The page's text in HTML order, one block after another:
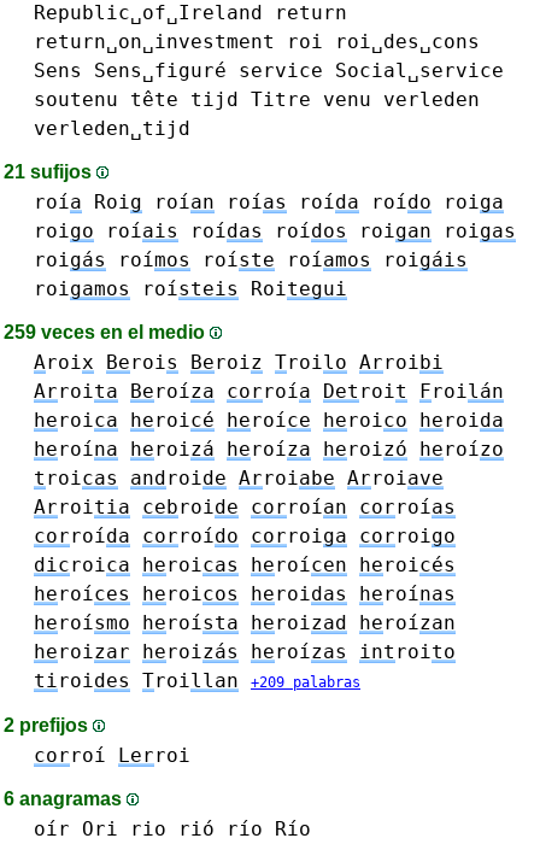
Republic␣of␣Ireland
return
return␣on␣investment
roi
roi␣des␣cons
Sens
Sens␣figuré service
Social␣service
soutenu
tête tijd Titre venu
verleden
verleden␣tijd
21 sufijos
roía Roig roían roías roída roído roiga
roigo roíais roídas roídos roigan roigas
roigás roímos roíste roíamos roigáis
roigamos roísteis Roitegui
259 veces en el medio
Aroix Berois Beroiz Troilo Arroibi
Arroita Beroíza corroía Det roit Froilán
heroica heroicé heroíce heroico heroida
heroína heroizá heroíza heroizó heroízo
t roicas androide Arroiabe Arroiave
Arroitia cebroide corroían corroías
corroída corroído corroiga corroigo
dicroica heroicas heroícen heroicés
heroíces heroicos heroidas heroínas
heroísmo heroísta heroizad heroízan
heroizar heroizás heroízas int roito
tiroides Troillan +209 palabras
2 prefijos
corroí Lerroi
6 anagramas
oír Ori rio rió río Río